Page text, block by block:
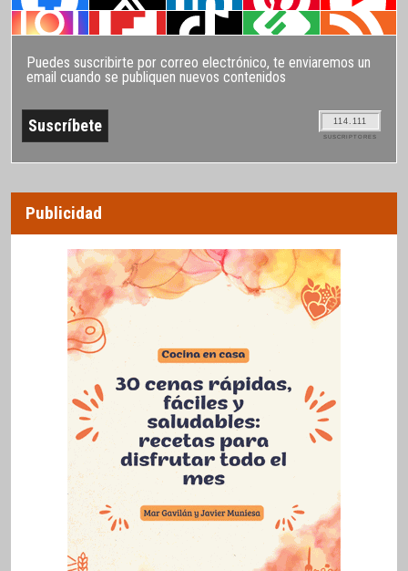
Puedes suscribirte por correo electrónico, te enviaremos un
email cuando se publiquen nuevos contenidos
114.111
SUSCRIPTORES
Publicidad